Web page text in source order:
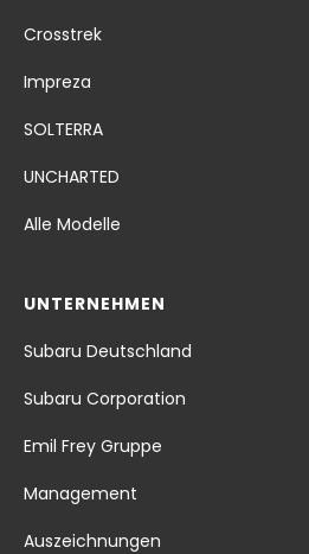
Crosstrek
Impreza
SOLTERRA
UNCHARTED
Alle Modelle
UNTERNEHMEN
Subaru Deutschland
Subaru Corporation
Emil Frey Gruppe
Management
Auszeichnungen